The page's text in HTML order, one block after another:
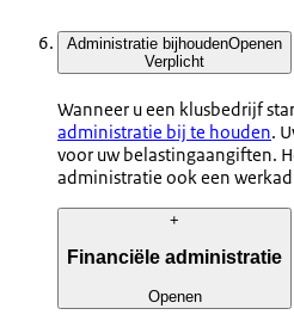
Administratie bijhoudenOpenen
Verplicht
Wanneer u een klusbedrijf
administratie bij te houden.
voor uw belastingaangiften.
administratie ook een
+
Financiële administratie
Openen